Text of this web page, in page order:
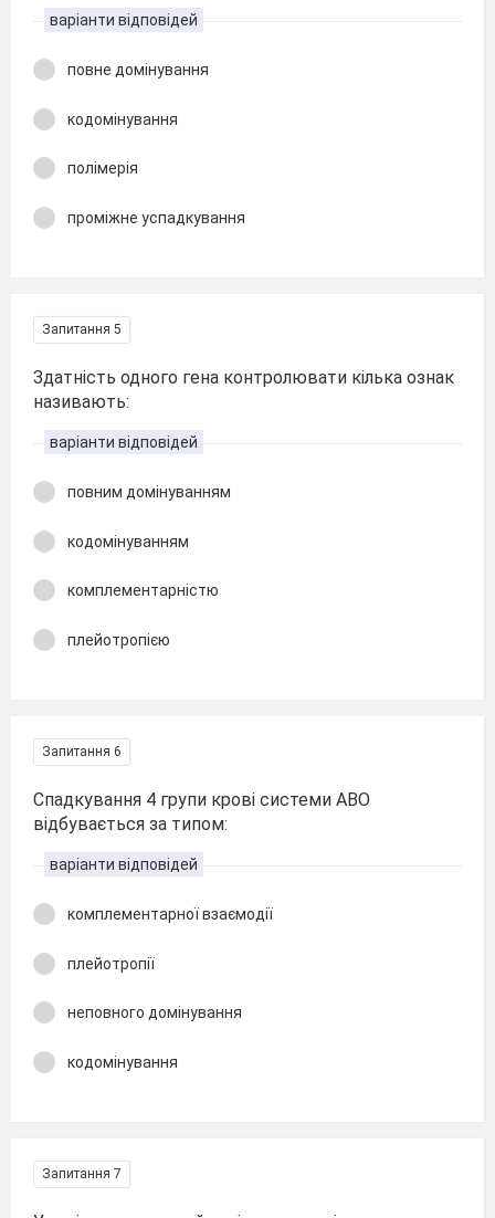
варіанти відповідей
повне домінування
кодомінування
полімерія
проміжне успадкування
Запитання 5
Здатність одного гена контролювати кілька ознак
називають:
варіанти відповідей
повним домінуванням
кодомінуванням
комплементарністю
плейотропією
Запитання 6
Спадкування 4 групи крові системи АВО
відбувається за типом:
варіанти відповідей
комплементарної взаємодії
плейотропії
неповного домінування
кодомінування
Запитання 7